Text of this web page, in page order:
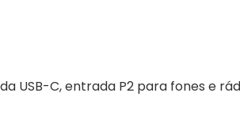
USB-C, entrada P2 para fones e